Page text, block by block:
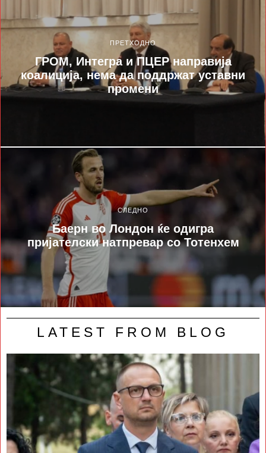
ПРЕТХОДНО
ГРОМ, Интегра и ПЦЕР направија
коалиција, нема да поддржат уставни
промени
СЛЕДНО
Баерн во Лондон ќе одигра
пријателски натпревар со Тотенхем
LATEST FROM BLOG